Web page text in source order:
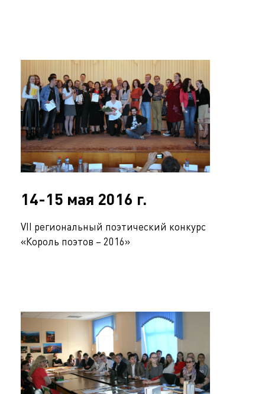
14-15 мая 2016 г.
VII региональный поэтический конкурс
«Король поэтов – 2016»